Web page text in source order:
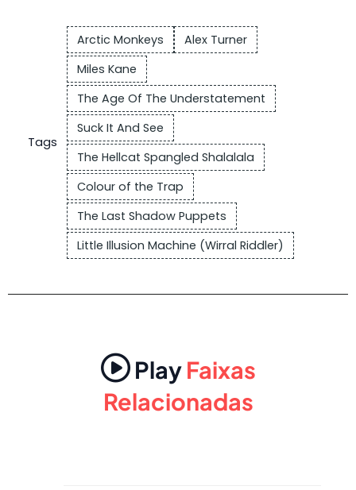
Tags
Arctic Monkeys
Alex Turner
Miles Kane
The Age Of The Understatement
Suck It And See
The Hellcat Spangled Shalalala
Colour of the Trap
The Last Shadow Puppets
Little Illusion Machine (Wirral Riddler)
PlayFaixas
Relacionadas